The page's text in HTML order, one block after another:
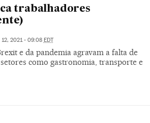
trabalhadores
12, 2021 - 09:08 EDT
e da pandemia agravam a falta de
como gastronomia, transporte e